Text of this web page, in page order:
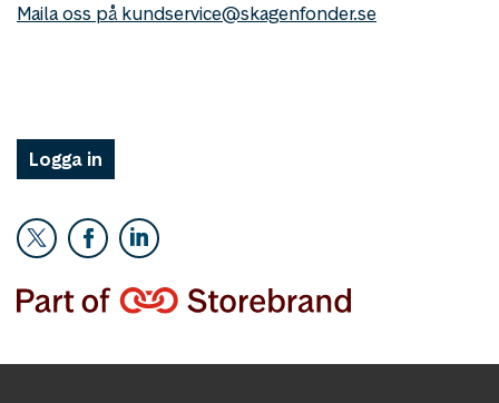
Maila oss på kundservice@skagenfonder.se
Logga in